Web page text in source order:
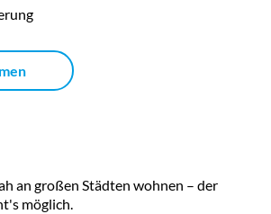
an großen Städten wohnen – der
möglich.